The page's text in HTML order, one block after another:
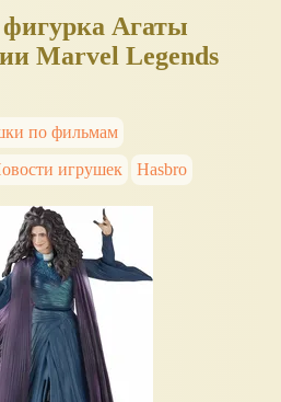
Агаты
Marvel Legends
по фильмам
игрушек Hasbro